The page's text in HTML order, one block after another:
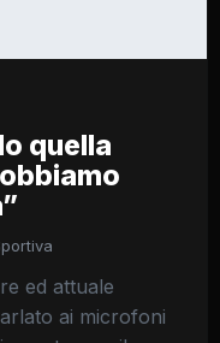
quella
ed attuale
ai microfoni